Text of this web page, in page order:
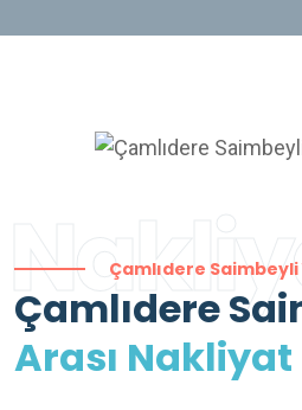
Çamlıdere Saimbeyli
Çamlıdere
Arası Nakliyat